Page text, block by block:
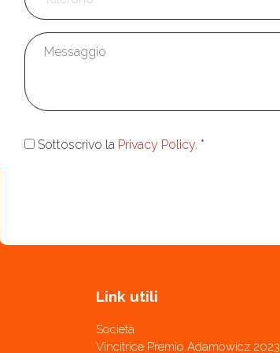
Messaggio
Consenso
Sottoscrivo la Privacy Policy. *
Link utili
Società
Vincitrice Premio Adamowicz 2023